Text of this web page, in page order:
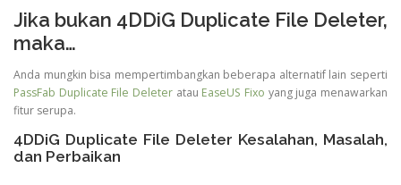
Jika bukan 4DDiG Duplicate File Deleter,
maka…
Anda mungkin bisa mempertimbangkan beberapa alternatif lain seperti
PassFab Duplicate File Deleter atau EaseUS Fixo yang juga menawarkan
fitur serupa.
4DDiG Duplicate File Deleter Kesalahan, Masalah,
dan Perbaikan